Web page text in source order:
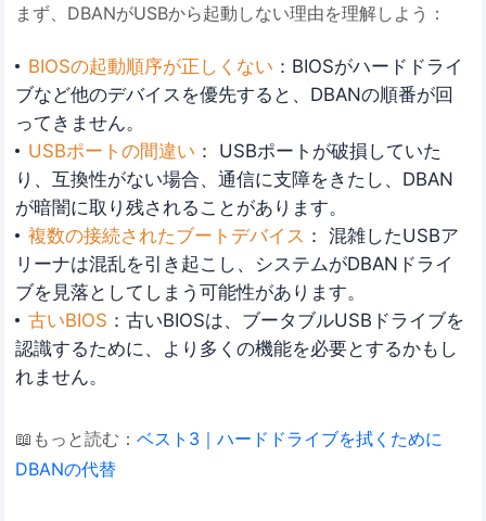
まず、DBANがUSBから起動しない理由を理解しよう：
BIOSの起動順序が正しくない ：BIOSがハードドライ
ブなど他のデバイスを優先すると、DBANの順番が回
ってきません。
USBポートの間違い ： USBポートが破損していた
り、互換性がない場合、通信に支障をきたし、DBAN
が暗闇に取り残されることがあります。
複数の接続されたブートデバイス ： 混雑したUSBア
リーナは混乱を引き起こし、システムがDBANドライ
ブを見落としてしまう可能性があります。
古いBIOS ：古いBIOSは、ブータブルUSBドライブを
認識するために、より多くの機能を必要とするかもし
れません。
📖もっと読む：ベスト3｜ハードドライブを拭くために
DBANの代替